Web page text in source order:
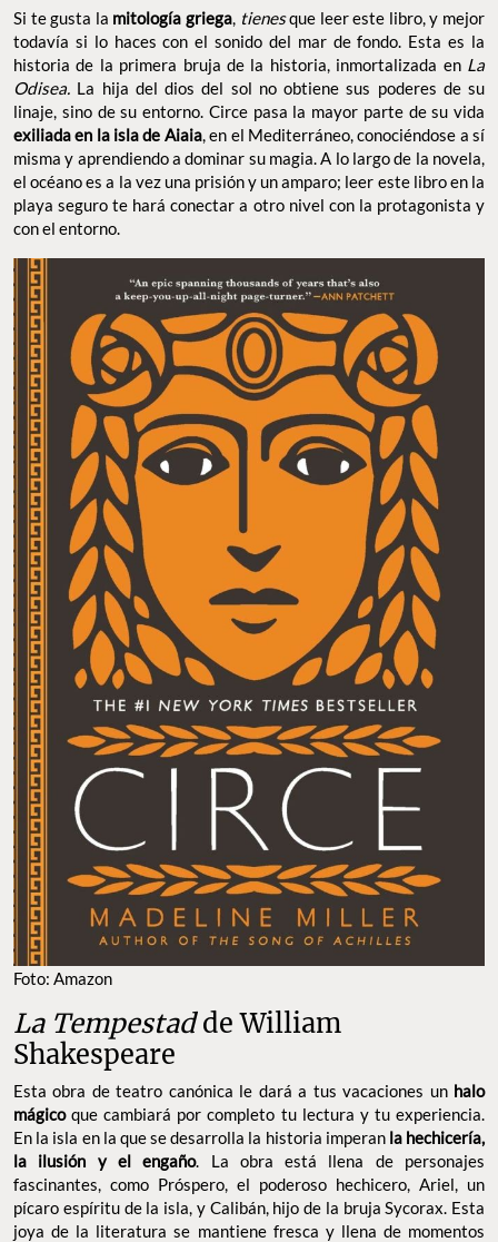
Si te gusta la mitología griega, tienesque leer este libro, y mejor
todavía si lo haces con el sonido del mar de fondo. Esta es la
historia de la primera bruja de la historia, inmortalizada en La
Odisea. La hija del dios del sol no obtiene sus poderes de su
linaje, sino de su entorno. Circe pasa la mayor parte de su vida
exiliada en la isla de Aiaia, en el Mediterráneo, conociéndose a sí
misma y aprendiendo a dominar su magia. A lo largo de la novela,
el océano es a la vez una prisión y un amparo; leer este libro en la
playa seguro te hará conectar a otro nivel con la protagonista y
con el entorno.
Foto: Amazon
La Tempestadde William
Shakespeare
Esta obra de teatro canónica le dará a tus vacaciones un halo
mágicoque cambiará por completo tu lectura y tu experiencia.
En la isla en la que se desarrolla la historia imperan la hechicería,
la ilusión y el engaño. La obra está llena de personajes
fascinantes, como Próspero, el poderoso hechicero, Ariel, un
pícaro espíritu de la isla, y Calibán, hijo de la bruja Sycorax. Esta
joya de la literatura se mantiene fresca y llena de momentos